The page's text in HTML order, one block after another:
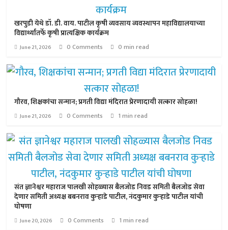
खरपुडी येथे डॉ. डी. वाय. पाटील कृषी व्यवसाय व्यवस्थापन महाविद्यालयाच्या
विद्यार्थ्यांतर्फे कृषी प्रात्यक्षिक कार्यक्रम
June 21, 2026 0 Comments 0 min read
गौरव, शिक्षकांचा सन्मान; प्रगती विद्या मंदिरात प्रेरणादायी सत्कार सोहळा!
June 21, 2026 0 Comments 1 min read
संत ज्ञानेश्वर महाराज पालखी सोहळ्यास बैलजोड निवड समिती बैलजोड सेवा
देणार समिती अध्यक्ष बबनराव कुऱ्हाडे पाटील, नंदकुमार कुऱ्हाडे पाटील यांची
घोषणा
June 20, 2026 0 Comments 1 min read